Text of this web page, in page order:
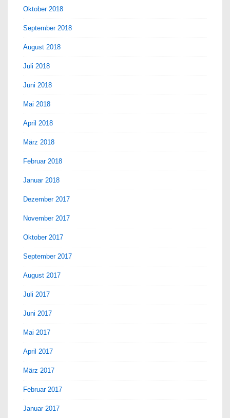
Oktober 2018
September 2018
August 2018
Juli 2018
Juni 2018
Mai 2018
April 2018
März 2018
Februar 2018
Januar 2018
Dezember 2017
November 2017
Oktober 2017
September 2017
August 2017
Juli 2017
Juni 2017
Mai 2017
April 2017
März 2017
Februar 2017
Januar 2017